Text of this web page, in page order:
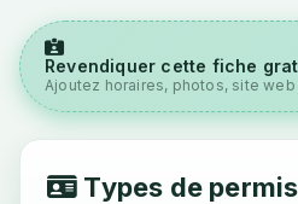
Revendiquer cette fiche
Ajoutez horaires, photos, site
Types de